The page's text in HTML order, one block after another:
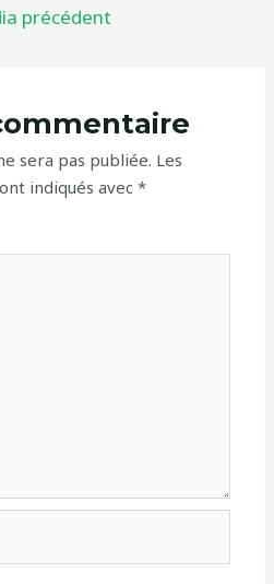
précédent
sera pas publiée. Les
indiqués avec*